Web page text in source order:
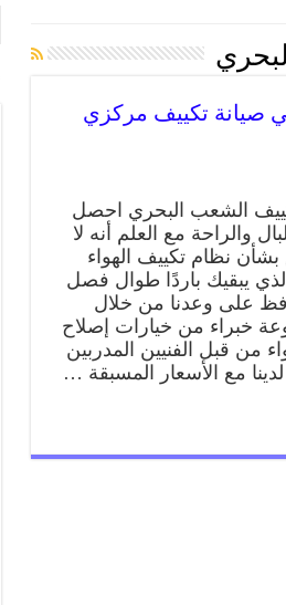
البحري 62224041 رقم فني صيانة تكييف مركزي
الشعب البحري احصل
والراحة مع العلم أنه لا
نظام تكييف الهواء
يبقيك باردًا طوال فصل
على وعدنا من خلال
خبراء من خيارات إصلاح
من قبل الفنيين المدربين
مع الأسعار المسبقة …